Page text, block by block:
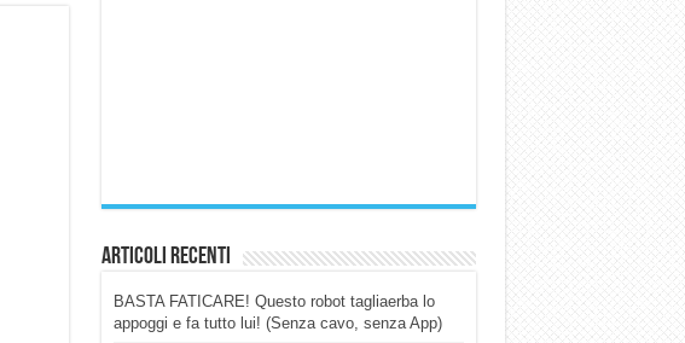
Articoli Recenti
BASTA FATICARE! Questo robot tagliaerba lo
appoggi e fa tutto lui! (Senza cavo, senza App)